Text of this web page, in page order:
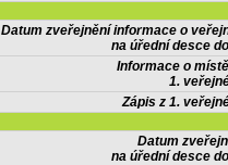
Datum zveřejnění informace o
na úřední desce
Informace o
1.
Zápis z 1.
Datum
na úřední desce